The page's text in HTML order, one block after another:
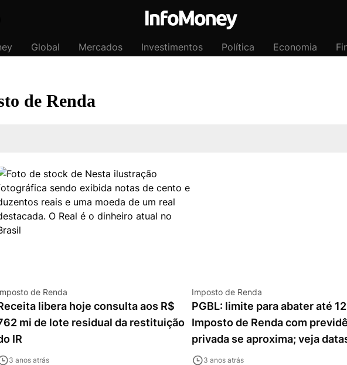
Global Mercados Investimentos Política Economia
de Renda
de Renda
libera hoje consulta aos R$
mi de lote residual da restituição
IR
3 anos atrás
Imposto de Renda
PGBL: limite para abater até
Imposto de Renda com
privada se aproxima; veja
3 anos atrás